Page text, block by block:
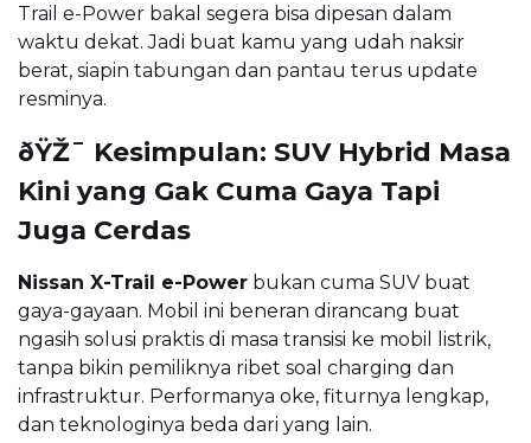
Trail e-Power bakal segera bisa dipesan dalam
waktu dekat. Jadi buat kamu yang udah naksir
berat, siapin tabungan dan pantau terus update
resminya.
ðŸŽ¯ Kesimpulan: SUV Hybrid Masa
Kini yang Gak Cuma Gaya Tapi
Juga Cerdas
Nissan X-Trail e-Power bukan cuma SUV buat
gaya-gayaan. Mobil ini beneran dirancang buat
ngasih solusi praktis di masa transisi ke mobil listrik,
tanpa bikin pemiliknya ribet soal charging dan
infrastruktur. Performanya oke, fiturnya lengkap,
dan teknologinya beda dari yang lain.